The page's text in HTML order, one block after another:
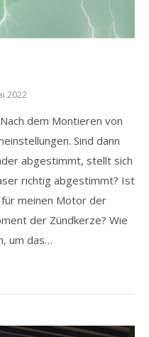
2022
dem Montieren von
Sind dann
abgestimmt, stellt sich
richtig abgestimmt? Ist
meinen Motor der
der Zündkerze? Wie
um das…